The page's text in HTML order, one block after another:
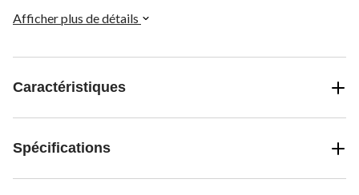
commercial, ces balises durables améliorent la visibilité et aident à
Afficher plus de détails
Caractéristiques
Spécifications